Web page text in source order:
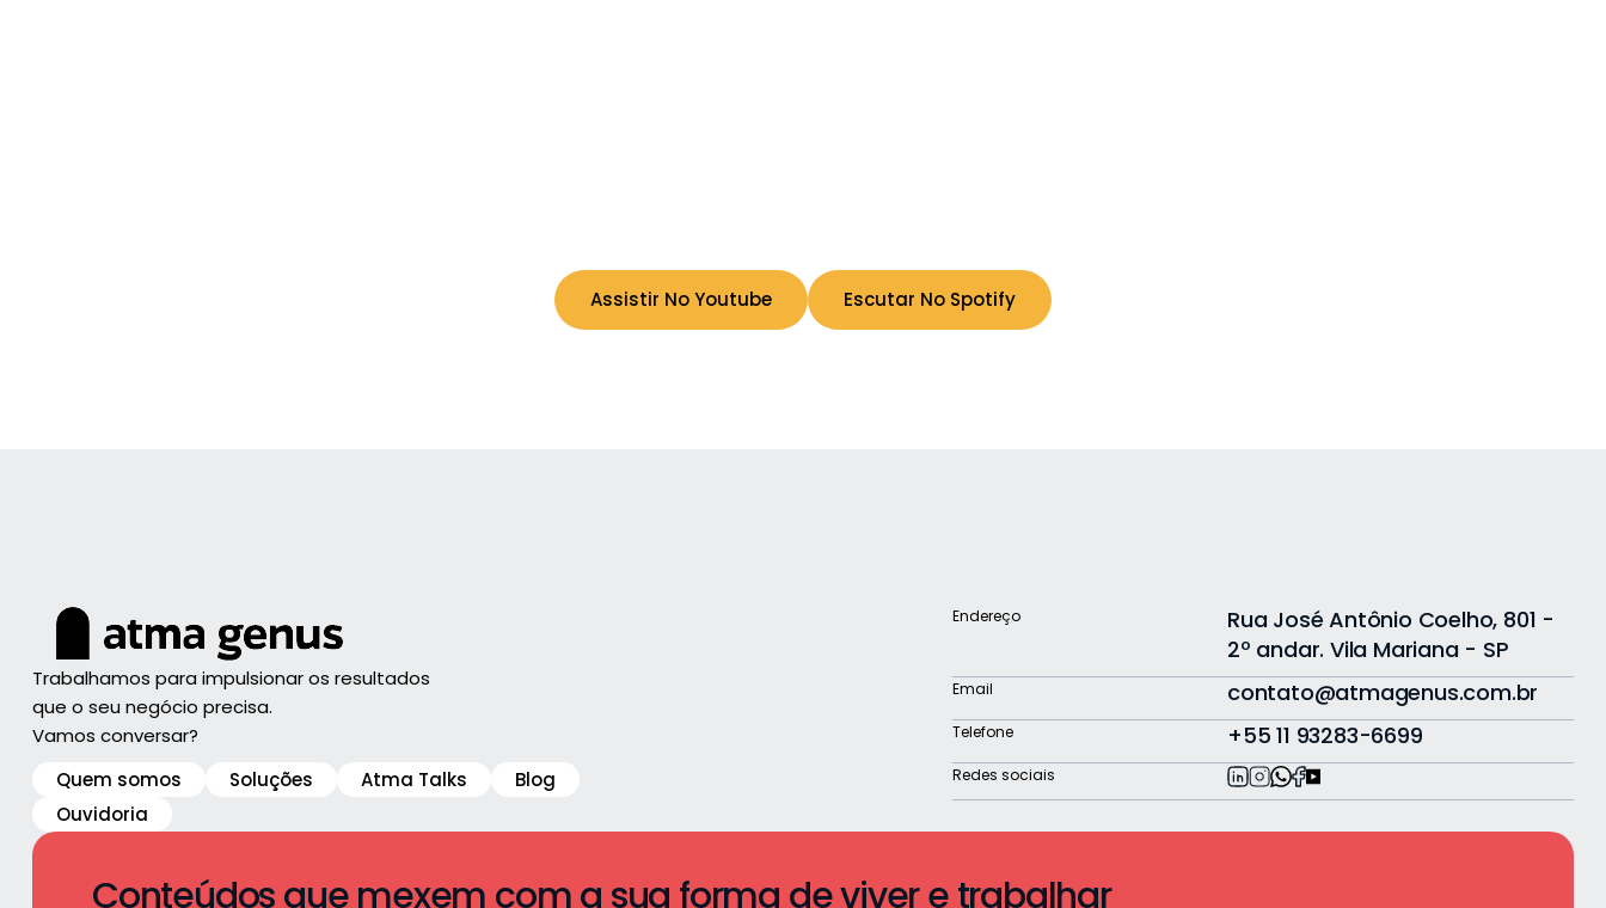
Assistir No Youtube Escutar No Spotify
Trabalhamos para impulsionar os resultados
que o seu negócio precisa.
Vamos conversar?
Quem somos
Soluções Atma Talks
Blog
Ouvidoria
Endereço
Rua José Antônio Coelho, 801 -
2º andar. Vila Mariana - SP
Email contato@atmagenus.com.br
Telefone +55 11 93283-6699
Redes sociais
Conteúdos que mexem com a sua forma de viver e trabalhar